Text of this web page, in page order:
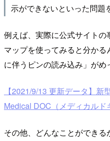
示ができないといった問題
例えば、実際に公式サイト
マップを使ってみると分か
に伴うピンの読み込み」がめ
【2021/9/13 更新データ】
Medical DOC（メディカルド
その他、どんなことができ